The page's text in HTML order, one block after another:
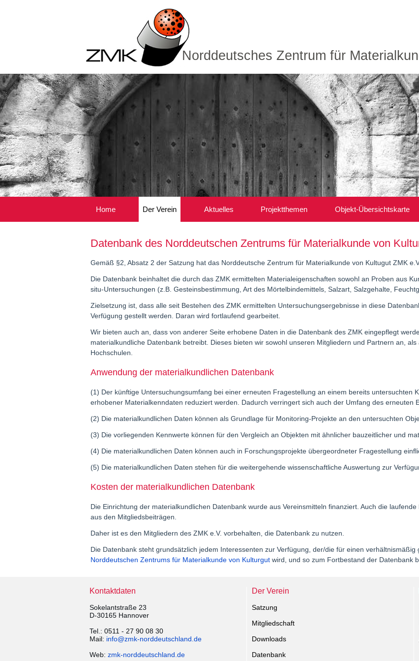
Norddeutsches Zentrum für
Home Der Verein Aktuelles Projektthemen Objekt-Übersichtskarte
Datenbank des Norddeutschen Zentrums für Materialkunde von
Gemäß §2, Absatz 2 der Satzung hat das Norddeutsche Zentrum für Materialkunde von Kultugut ZMK
Die Datenbank beinhaltet die durch das ZMK ermittelten Materialeigenschaften sowohl an Proben aus
situ-Untersuchungen (z.B. Gesteinsbestimmung, Art des Mörtelbindemittels, Salzart, Salzgehalte,
Zielsetzung ist, dass alle seit Bestehen des ZMK ermittelten Untersuchungsergebnisse in diese
Verfügung gestellt werden. Daran wird fortlaufend gearbeitet.
Wir bieten auch an, dass von anderer Seite erhobene Daten in die Datenbank des ZMK eingepflegt
materialkundliche Datenbank betreibt. Dieses bieten wir sowohl unseren Mitgliedern und Partnern an,
Hochschulen.
Anwendung der materialkundlichen Datenbank
(1) Der künftige Untersuchungsumfang bei einer erneuten Fragestellung an einem bereits untersuchten
erhobener Materialkenndaten reduziert werden. Dadurch verringert sich auch der Umfang des erneuten
(2) Die materialkundlichen Daten können als Grundlage für Monitoring-Projekte an den untersuchten
(3) Die vorliegenden Kennwerte können für den Vergleich an Objekten mit ähnlicher bauzeitlicher und
(4) Die materialkundlichen Daten können auch in Forschungsprojekte übergeordneter Fragestellung
(5) Die materialkundlichen Daten stehen für die weitergehende wissenschaftliche Auswertung zur
Kosten der materialkundlichen Datenbank
Die Einrichtung der materialkundlichen Datenbank wurde aus Vereinsmitteln finanziert. Auch die
aus den Mitgliedsbeiträgen.
Daher ist es den Mitgliedern des ZMK e.V. vorbehalten, die Datenbank zu nutzen.
Die Datenbank steht grundsätzlich jedem Interessenten zur Verfügung, der/die für einen verhältnismäßig
Norddeutschen Zentrums für Materialkunde von Kulturgut wird, und so zum Fortbestand der Datenbank
Kontaktdaten
Sokelantstraße 23
D-30165 Hannover
Tel.: 0511 - 27 90 08 30
Mail: info@zmk-norddeutschland.de
Web: zmk-norddeutschland.de
Der Verein
Satzung
Mitgliedschaft
Downloads
Datenbank